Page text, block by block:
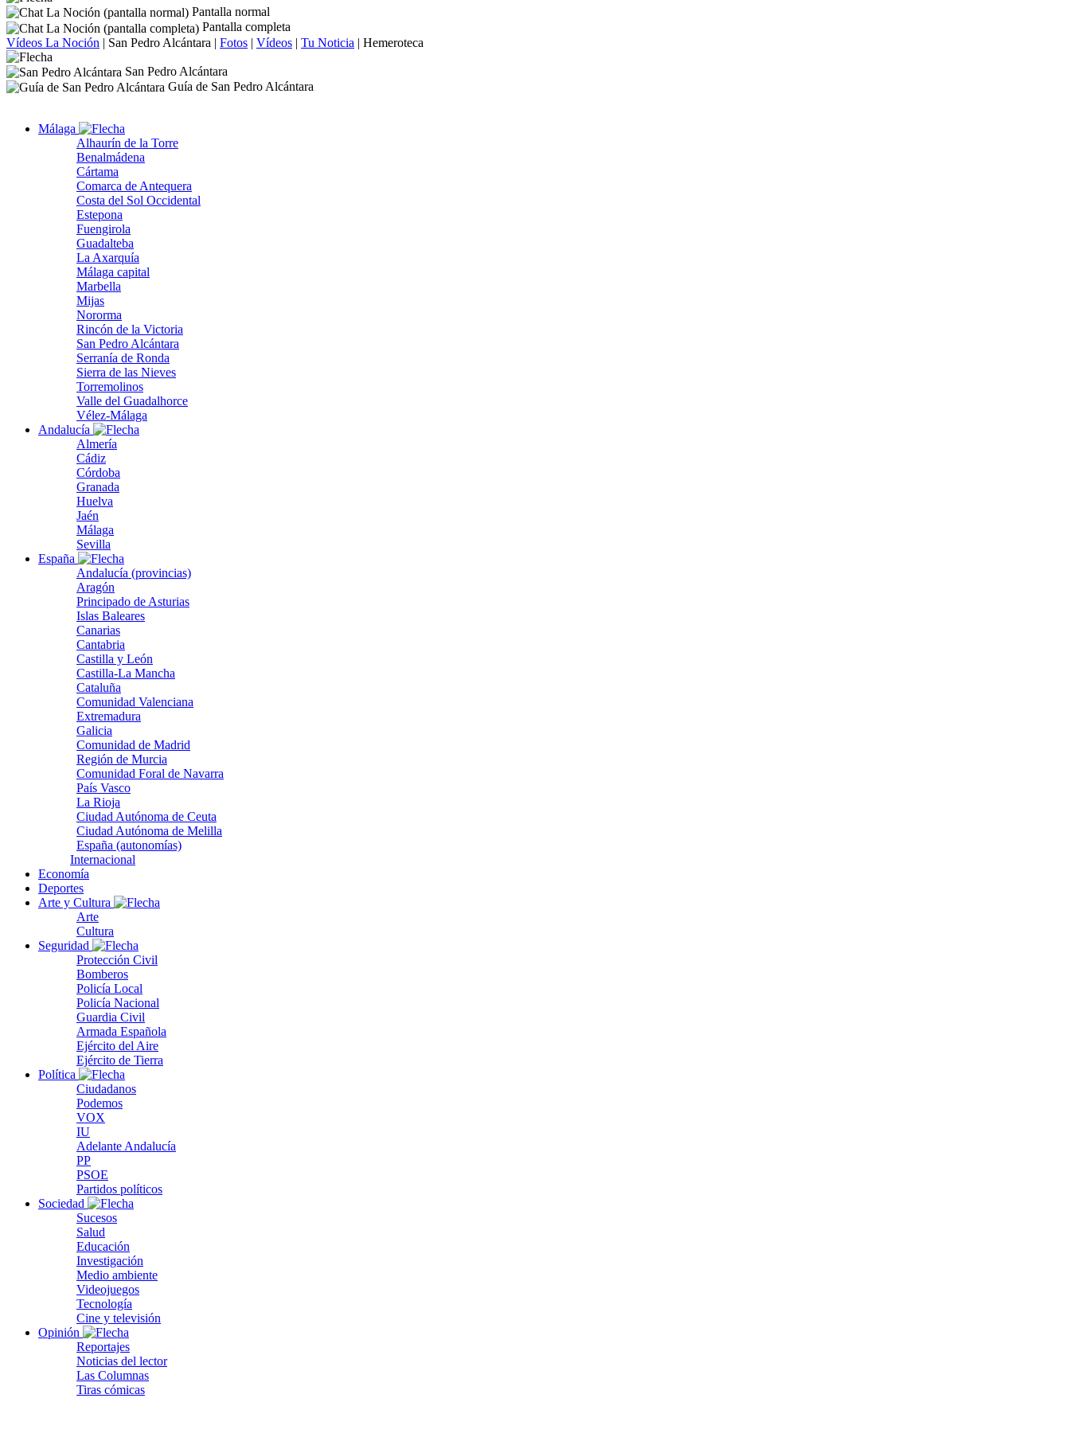
Pantalla normal
Pantalla completa
Vídeos La Noción | San Pedro Alcántara | Fotos | Vídeos | Tu Noticia | Hemeroteca
San Pedro Alcántara
Guía de San Pedro Alcántara
Málaga
Alhaurín de la Torre
Benalmádena
Cártama
Comarca de Antequera
Costa del Sol Occidental
Estepona
Fuengirola
Guadalteba
La Axarquía
Málaga capital
Marbella
Mijas
Nororma
Rincón de la Victoria
San Pedro Alcántara
Serranía de Ronda
Sierra de las Nieves
Torremolinos
Valle del Guadalhorce
Vélez-Málaga
Andalucía
Almería
Cádiz
Córdoba
Granada
Huelva
Jaén
Málaga
Sevilla
España
Andalucía (provincias)
Aragón
Principado de Asturias
Islas Baleares
Canarias
Cantabria
Castilla y León
Castilla-La Mancha
Cataluña
Comunidad Valenciana
Extremadura
Galicia
Comunidad de Madrid
Región de Murcia
Comunidad Foral de Navarra
País Vasco
La Rioja
Ciudad Autónoma de Ceuta
Ciudad Autónoma de Melilla
España (autonomías)
Internacional
Economía
Deportes
Arte y Cultura
Arte
Cultura
Seguridad
Protección Civil
Bomberos
Policía Local
Policía Nacional
Guardia Civil
Armada Española
Ejército del Aire
Ejército de Tierra
Política
Ciudadanos
Podemos
VOX
IU
Adelante Andalucía
PP
PSOE
Partidos políticos
Sociedad
Sucesos
Salud
Educación
Investigación
Medio ambiente
Videojuegos
Tecnología
Cine y televisión
Opinión
Reportajes
Noticias del lector
Las Columnas
Tiras cómicas